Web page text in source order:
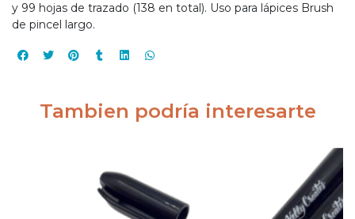
y 99 hojas de trazado (138 en total). Uso para lápices Brush
de pincel largo.
Tambien podría interesarte